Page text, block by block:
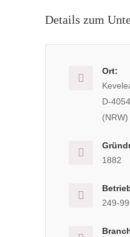
Details zum
Ort:
D-
(NRW)
1882
249-